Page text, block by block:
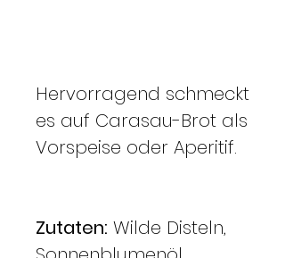
Hervorragend schmeckt
es auf Carasau-Brot als
Vorspeise oder Aperitif.
Zutaten: Wilde Disteln,